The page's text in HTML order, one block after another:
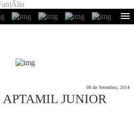
08 de Setembro, 2014
APTAMIL JUNIOR